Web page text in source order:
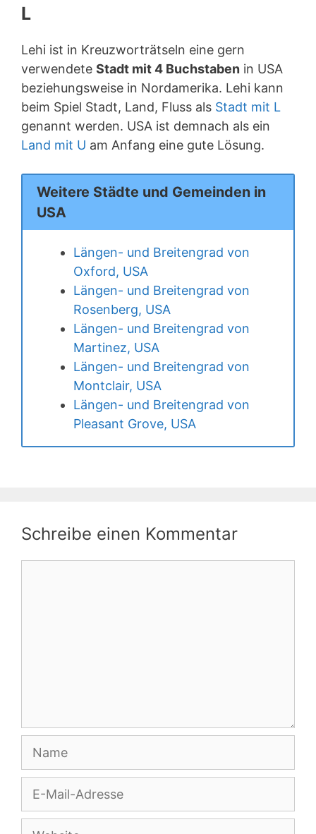
L
Lehi ist in Kreuzworträtseln eine gern
verwendete Stadt mit 4 Buchstaben in USA
beziehungsweise in Nordamerika. Lehi kann
beim Spiel Stadt, Land, Fluss als Stadt mit L
genannt werden. USA ist demnach als ein
Land mit U am Anfang eine gute Lösung.
Weitere Städte und Gemeinden in
USA
Längen- und Breitengrad von
Oxford, USA
Längen- und Breitengrad von
Rosenberg, USA
Längen- und Breitengrad von
Martinez, USA
Längen- und Breitengrad von
Montclair, USA
Längen- und Breitengrad von
Pleasant Grove, USA
Schreibe einen Kommentar
Adresse
Website